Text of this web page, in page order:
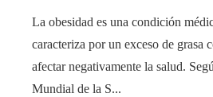
La obesidad es una condición
caracteriza por un exceso de grasa
afectar negativamente la salud.
Mundial de la S...